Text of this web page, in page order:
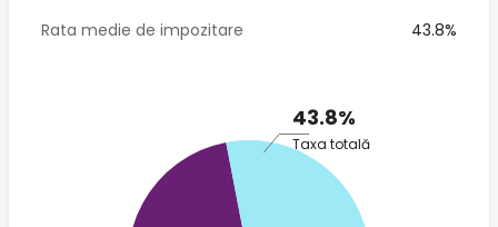
Rata medie de impozitare
43.8%
43.8%
Taxa totală